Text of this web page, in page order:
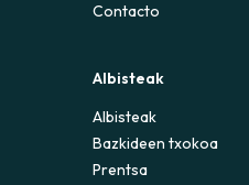
Contacto
Albisteak
Albisteak
Bazkideen txokoa
Prentsa